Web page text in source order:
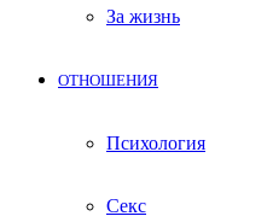
За жизнь
ОТНОШЕНИЯ
Психология
Секс